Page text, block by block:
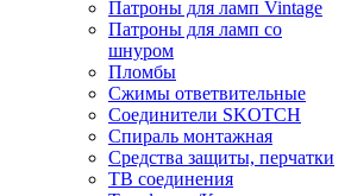
Патроны для ламп Vintage
Патроны для ламп со
шнуром
Пломбы
Сжимы ответвительные
Соединители SKOTCH
Спираль монтажная
Средства защиты, перчатки
ТВ соединения